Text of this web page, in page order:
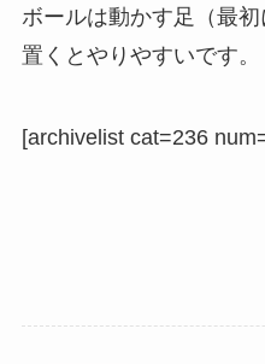
ボールは動かす足（最
置くとやりやすいです。
[archivelist cat=236